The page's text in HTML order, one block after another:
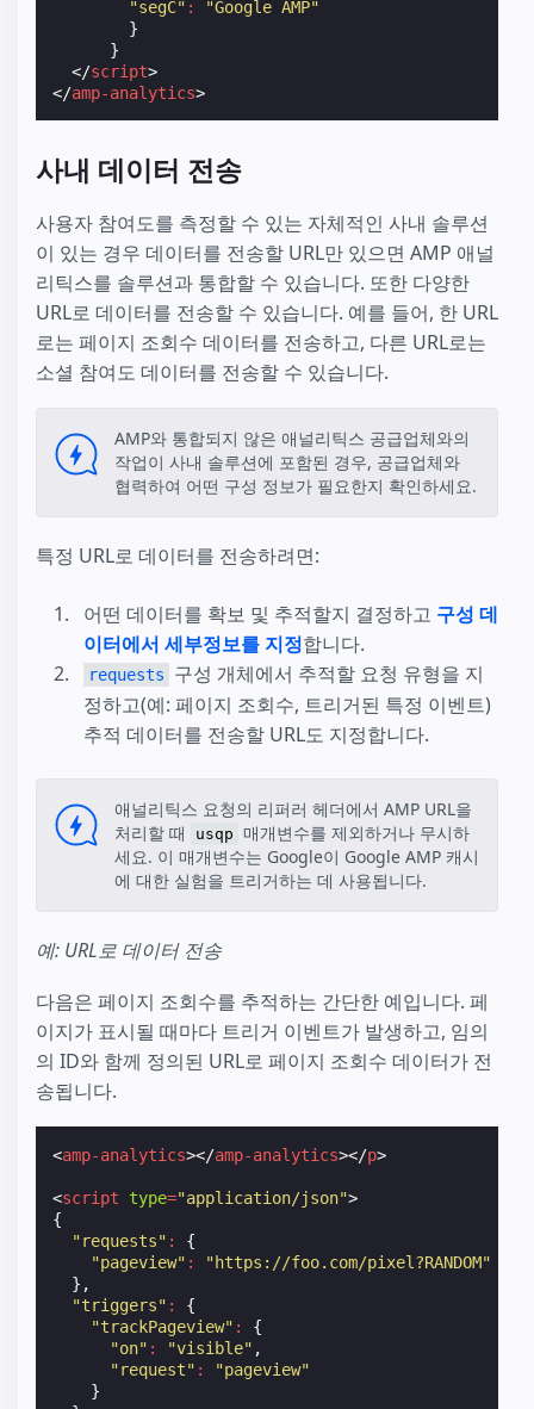
"segC" :
"Google AMP"
}
}
</script>
</amp-analytics>
사내 데이터 전송
사용자 참여도를 측정할 수 있는 자체적인 사내 솔루션
이 있는 경우 데이터를 전송할 URL만 있으면 AMP 애널
리틱스를 솔루션과 통합할 수 있습니다. 또한 다양한
URL로 데이터를 전송할 수 있습니다. 예를 들어, 한 URL
로는 페이지 조회수 데이터를 전송하고, 다른 URL로는
소셜 참여도 데이터를 전송할 수 있습니다.
AMP와 통합되지 않은 애널리틱스 공급업체와의
작업이 사내 솔루션에 포함된 경우, 공급업체와
협력하여 어떤 구성 정보가 필요한지 확인하세요.
특정 URL로 데이터를 전송하려면:
어떤 데이터를 확보 및 추적할지 결정하고 구성 데
이터에서 세부정보를 지정합니다.
requests
구성 개체에서 추적할 요청 유형을 지
정하고(예: 페이지 조회수, 트리거된 특정 이벤트)
추적 데이터를 전송할 URL도 지정합니다.
애널리틱스 요청의 리퍼러 헤더에서 AMP URL을
처리할 때
usqp 매개변수를 제외하거나 무시하
세요. 이 매개변수는 Google이 Google AMP 캐시
에 대한 실험을 트리거하는 데 사용됩니다.
예: URL로 데이터 전송
다음은 페이지 조회수를 추적하는 간단한 예입니다. 페
이지가 표시될 때마다 트리거 이벤트가 발생하고, 임의
의 ID와 함께 정의된 URL로 페이지 조회수 데이터가 전
송됩니다.
<amp-analytics></amp-analytics></p>
<script type="application/json">
{
"requests" :
{
"pageview" :
"https://foo.com/pixel?RANDOM"
},
"triggers" :
{
"trackPageview" :
{
"on" : "visible" ,
"request" :
"pageview"
}